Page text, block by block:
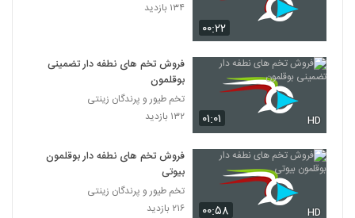
۰۰:۲۲
۱۳۴ بازدید
۰۱:۰۱ HD
فروش تخم های نطفه دار تضمینی
بوقلمون
تخم طیور و پرندگان زینتی
۱۳۲ بازدید
۰۰:۵۸ HD
فروش تخم های نطفه دار بوقلمون
بیوتی
تخم طیور و پرندگان زینتی
۲۱۶ بازدید